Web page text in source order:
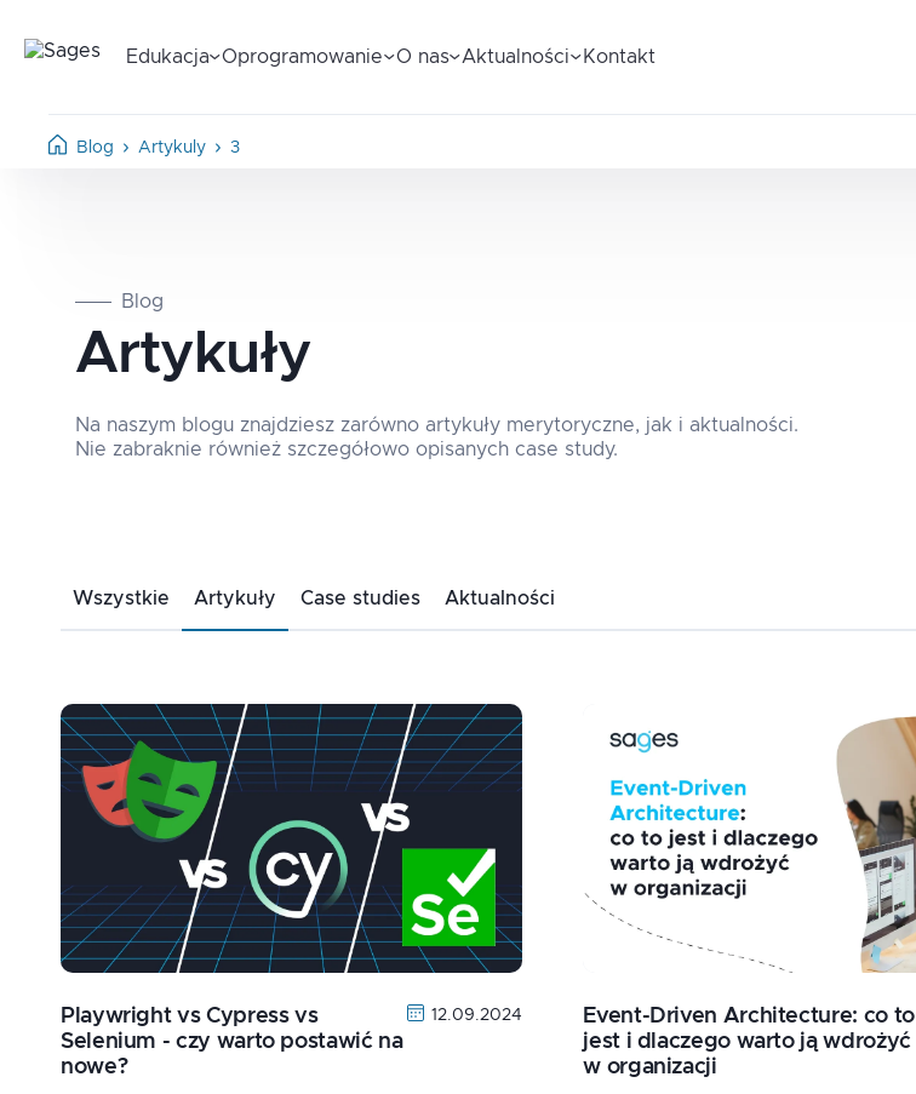
Edukacja Oprogramowanie O nas Aktualności Kontakt
Blog Artykuly 3
Blog
Artykuły
Na naszym blogu znajdziesz zarówno artykuły merytoryczne, jak i aktualności.
Nie zabraknie również szczegółowo opisanych case study.
Wszystkie Artykuły Case studies Aktualności
Playwright vs Cypress vs
Selenium - czy warto postawić na
nowe?
12.09.2024
Event-Driven Architecture: co to
jest i dlaczego warto ją wdrożyć
w organizacji